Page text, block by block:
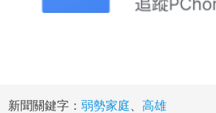
新聞關鍵字： 弱勢家庭 高雄